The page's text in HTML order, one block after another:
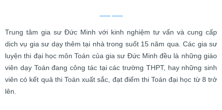
Trung tâm gia sư Đức Minh với kinh nghiệm tư vấn và cung cấp
dịch vụ gia sư dạy thêm tại nhà trong suốt 15 năm qua. Các gia sư
luyện thi đại học môn Toán của gia sư Đức Minh đều là những giáo
viên dạy Toán đang công tác tại các trường THPT, hay những sinh
viên có kết quả thi Toán xuất sắc, đạt điểm thi Toán đại học từ 8 trở
lên.